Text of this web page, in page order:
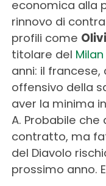
economica alla
rinnovo di
profili come
titolare del Milan
anni: il
offensivo della
aver la minima
A. Probabile
contratto, ma
del Diavolo
prossimo anno.